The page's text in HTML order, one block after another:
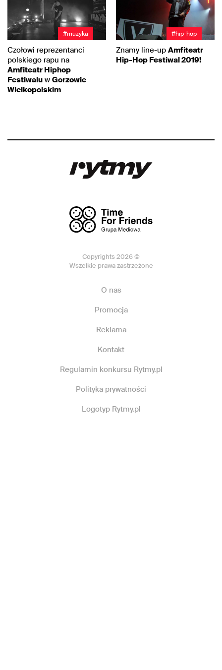
#muzyka
Czołowi reprezentanci
polskiego rapu na
Amfiteatr Hiphop
Festiwalu w Gorzowie
Wielkopolskim
#hip-hop
Znamy line-up Amfiteatr
Hip-Hop Festiwal 2019!
Copyrights 2026 ©
Wszelkie prawa zastrzeżone
O nas
Promocja
Reklama
Kontakt
Regulamin konkursu Rytmy.pl
Polityka prywatności
Logotyp Rytmy.pl